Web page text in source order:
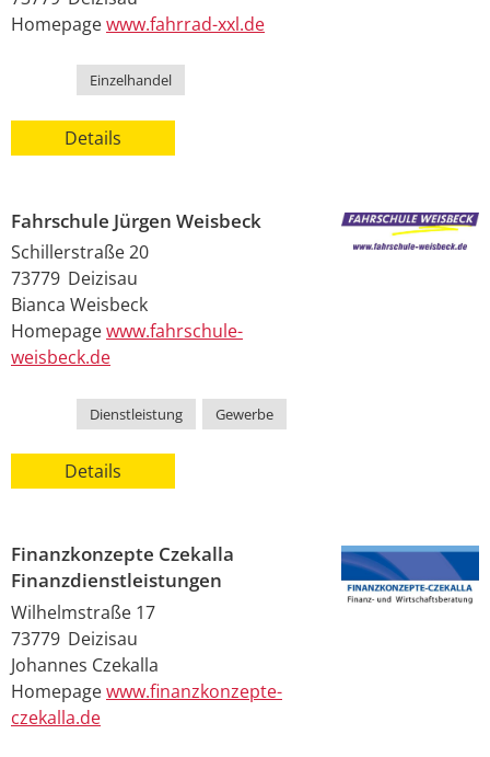
Homepagewww.fahrrad-xxl.de
Einzelhandel
Details
Fahrschule Jürgen Weisbeck
Schillerstraße 20
73779 Deizisau
Bianca Weisbeck
Homepagewww.fahrschule-
weisbeck.de
Dienstleistung Gewerbe
Details
Finanzkonzepte Czekalla
Finanzdienstleistungen
Wilhelmstraße 17
73779 Deizisau
Johannes Czekalla
Homepagewww.finanzkonzepte-
czekalla.de